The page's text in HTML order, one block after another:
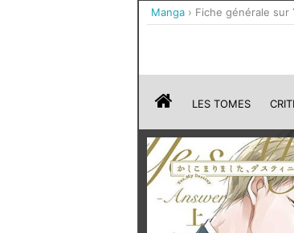
Manga › Fiche générale sur
LES TOMES